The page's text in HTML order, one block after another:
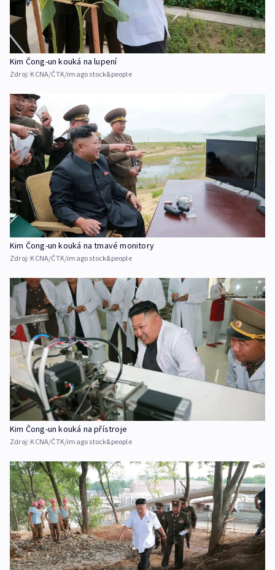
Kim Čong-un kouká na lupení
Zdroj: KCNA/ČTK/imago stock&people
Kim Čong-un kouká na tmavé monitory
Zdroj: KCNA/ČTK/imago stock&people
Kim Čong-un kouká na přístroje
Zdroj: KCNA/ČTK/imago stock&people